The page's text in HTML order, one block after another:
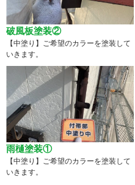
破風板塗装②
【中塗り】ご希望のカラーを塗装して
いきます。
雨樋塗装①
【中塗り】ご希望のカラーを塗装して
いきます。